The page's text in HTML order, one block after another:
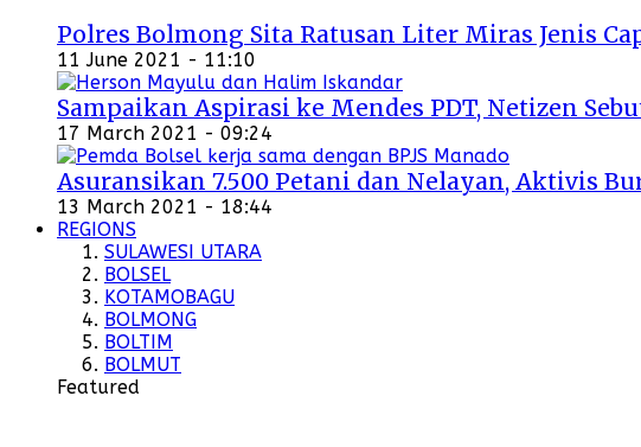
Polres Bolmong Sita Ratusan Liter Miras Jenis
11 June 2021 - 11:10
Sampaikan Aspirasi ke Mendes PDT, Netizen
17 March 2021 - 09:24
Asuransikan 7.500 Petani dan Nelayan, Aktivis
13 March 2021 - 18:44
REGIONS
SULAWESI UTARA
BOLSEL
KOTAMOBAGU
BOLMONG
BOLTIM
BOLMUT
Featured